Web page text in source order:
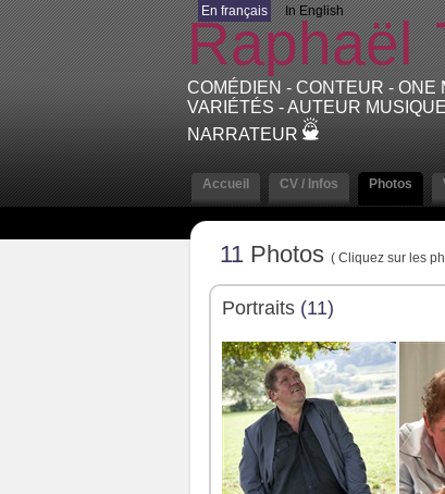
En français In English
Raphaël
COMÉDIEN - CONTEUR - ONE
VARIÉTÉS - AUTEUR
NARRATEUR
Accueil CV / Infos Photos
11 Photos ( Cliquez sur les
Portraits (11)